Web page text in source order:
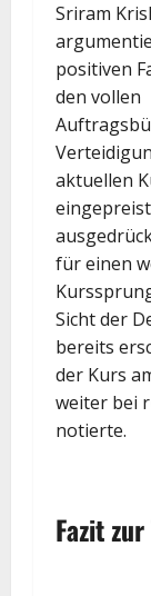
Sriram
positiven
den vollen
aktuellen
für einen
Sicht der
bereits
der Kurs
weiter bei
notierte.
Fazit zur